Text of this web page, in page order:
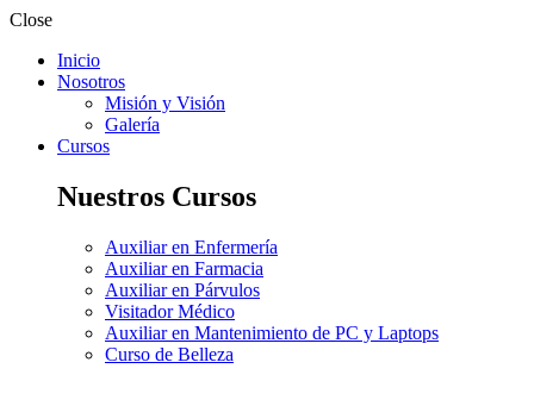
Close
Inicio
Nosotros
Misión y Visión
Galería
Cursos
Nuestros Cursos
Auxiliar en Enfermería
Auxiliar en Farmacia
Auxiliar en Párvulos
Visitador Médico
Auxiliar en Mantenimiento de PC y Laptops
Curso de Belleza